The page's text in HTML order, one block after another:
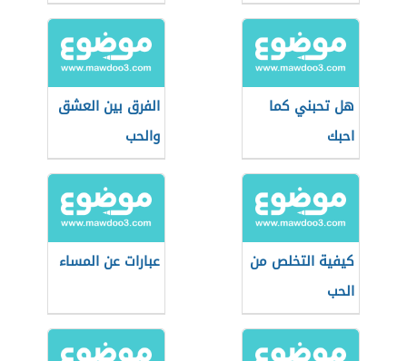
هل تحبني كما
احبك
الفرق بين العشق
والحب
كيفية التخلص من
الحب
عبارات عن المساء